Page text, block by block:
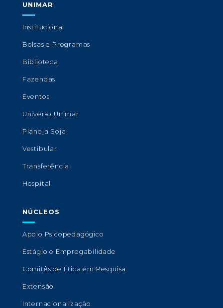
UNIMAR
Institucional
Bolsas e Programas
Biblioteca
Fazendas
Eventos
Universo Unimar
Planeja Soja
Vestibular
Transferência
Hospital
NÚCLEOS
Apoio Psicopedagógico
Estágio e Empregabilidade
Comitês de Ética em Pesquisa
Extensão
Internacionalização